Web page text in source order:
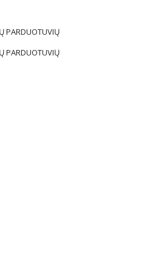
PARDUOTUVIŲ
PARDUOTUVIŲ